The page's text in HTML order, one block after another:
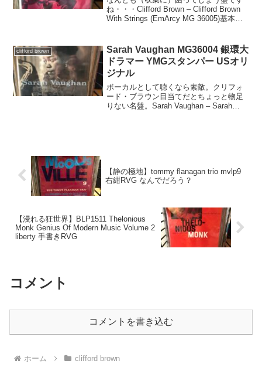
ね・・・Clifford Brown – Clifford Brown
With Strings (EmArcy MG 36005)基本情
clifford brown
Sarah Vaughan MG36004 銀環大
ドラマー YMGスタンパー USオリ
ジナル
ボーカルとして聴くなら素敵。クリフォ
ード・ブラウン目当てだとちょっと物足
りない名盤。Sarah Vaughan – Sarah
【静の極地】tommy flanagan trio mvlp9
右紺RVG なんでだろう？
【浸れる狂世界】BLP1511 Thelonious
Monk Genius Of Modern Music Volume 2
liberty 手書きRVG
コメント
コメントを書き込む
ホーム clifford brown